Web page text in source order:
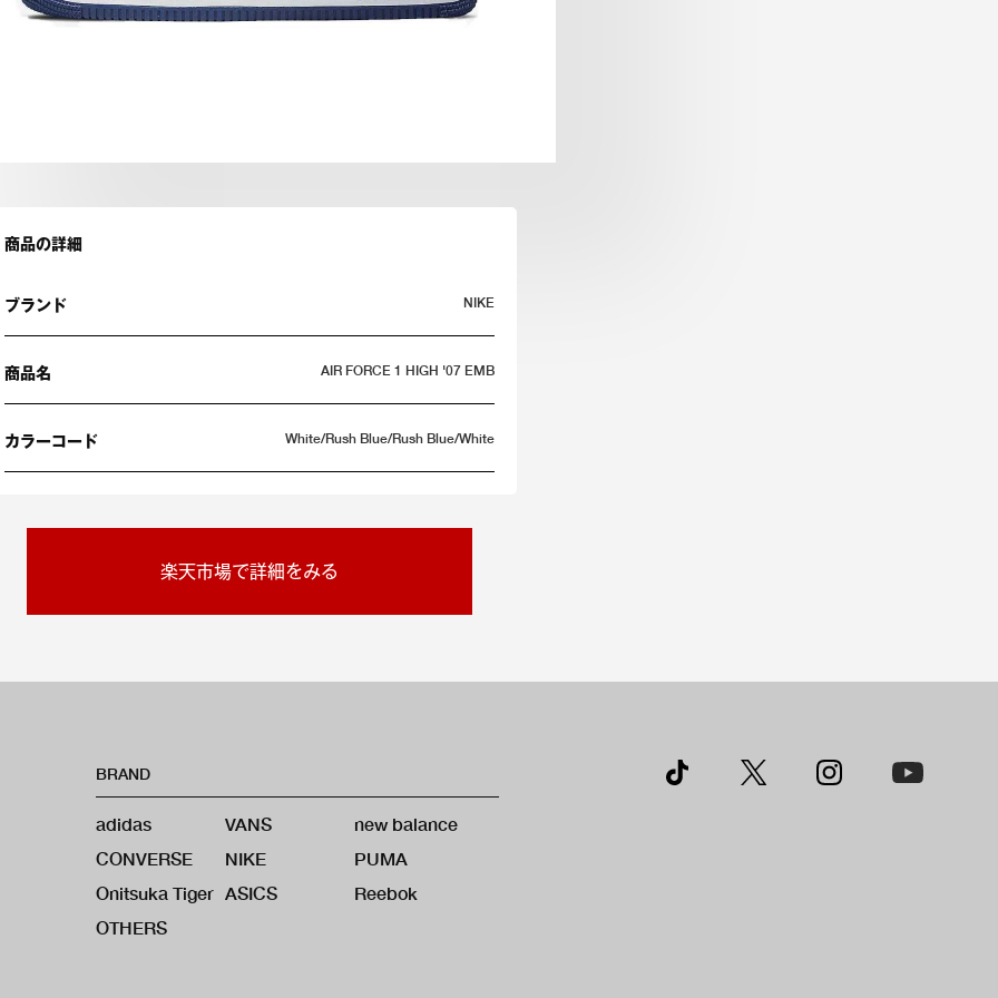
商品の詳細
ブランド NIKE
商品名 AIR FORCE 1 HIGH '07 EMB
カラーコード White/Rush Blue/Rush Blue/White
楽天市場で詳細をみる
BRAND
adidas VANS
new balance
CONVERSE
NIKE
PUMA
Onitsuka Tiger ASICS
Reebok
OTHERS